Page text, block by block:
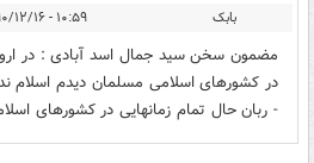
بابک ۱۰:۵۹ - ۱۳۹۰/۱۲/۱۶
مضمون سخن سید جمال اسد آبادی : در
در کشورهای اسلامی مسلمان دیدم اسلام
- ربان حال تمام زمانهایی در کشورهای